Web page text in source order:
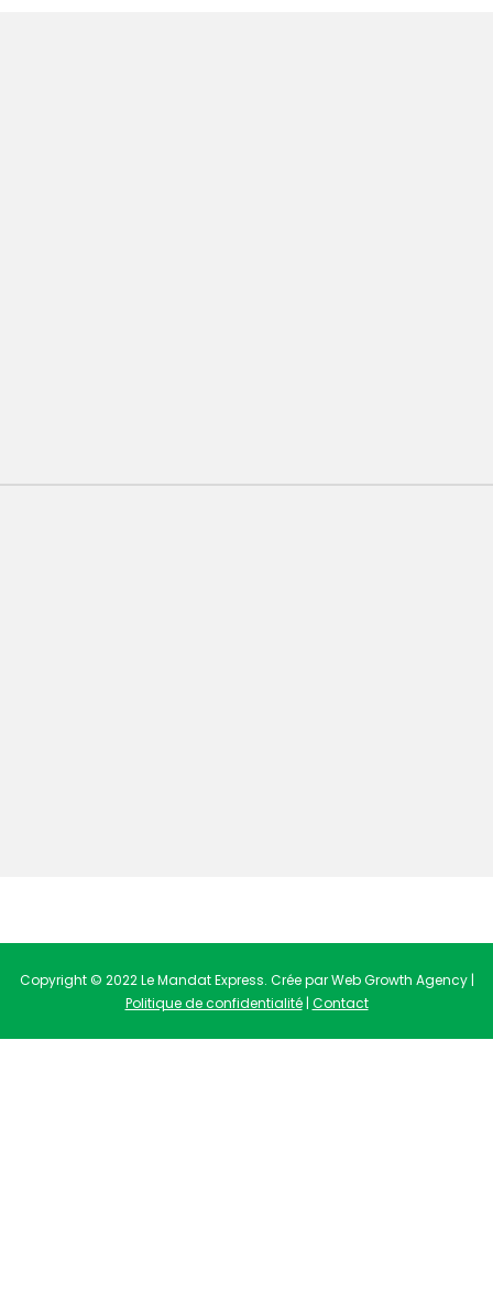
Copyright © 2022 Le Mandat Express. Crée par Web Growth Agency |
Politique de confidentialité| Contact